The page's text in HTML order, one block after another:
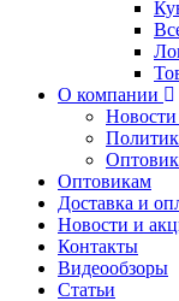
О компании
Оптовикам
Доставка и
Новости и
Контакты
Видеообзоры
Статьи